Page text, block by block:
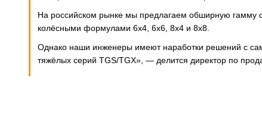
На российском рынке мы предлагаем обширную гамму
колёсными формулами 6х4, 6х6, 8х4 и 8х8.
Однако наши инженеры имеют наработки решений с
тяжёлых серий TGS/TGX», — делится директор по